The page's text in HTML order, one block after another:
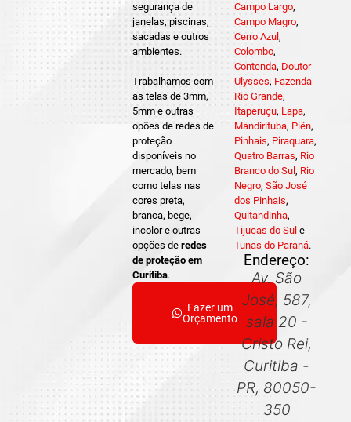
segurança de
janelas, piscinas,
sacadas e outros
ambientes.
Trabalhamos com
as telas de 3mm,
5mm e outras
opões de redes de
proteção
disponíveis no
mercado, bem
como telas nas
cores preta,
branca, bege,
incolor e outras
opções deredes
de proteção em
Curitiba.
Fazer um
Orçamento
Campo Largo,
Campo Magro,
Cerro Azul ,
Colombo,
Contenda, Doutor
Ulysses, Fazenda
Rio Grande,
Itaperuçu, Lapa,
Mandirituba, Piên,
Pinhais, Piraquara,
Quatro Barras, Rio
Branco do Sul , Rio
Negro, São José
dos Pinhais,
Quitandinha,
Tijucas do Sul e
Tunas do Paraná.
Endereço:
Av. São
José, 587,
sala 20 -
Cristo Rei,
Curitiba -
PR, 80050-
350